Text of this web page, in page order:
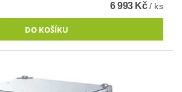
6 993 Kč/ ks